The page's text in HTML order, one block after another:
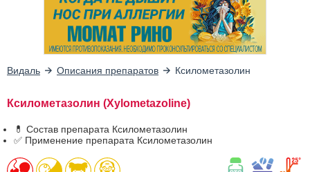
Видаль Описания препаратов Ксилометазолин
Ксилометазолин (Xylometazoline)
💊 Состав препарата Ксилометазолин
✅ Применение препарата Ксилометазолин